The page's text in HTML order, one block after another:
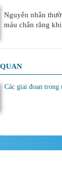
Nguyên nhân
máu chân răng
Các giai đoạn trong